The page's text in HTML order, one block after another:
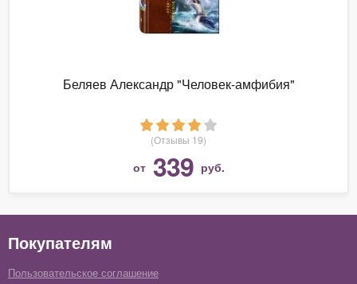
Беляев Александр "Человек-амфибия"
(Отзывы 19)
от 339 руб.
Покупателям
Пользовательское соглашение